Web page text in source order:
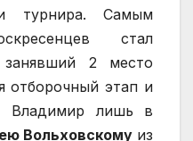
турнира. Самым
стал
2 место
отборочный этап и
Владимир лишь в
Вольховскомуиз